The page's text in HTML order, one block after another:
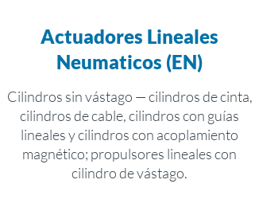
Actuadores Lineales
Neumaticos (EN)
Cilindros sin vástago — cilindros de cinta,
cilindros de cable, cilindros con guías
lineales y cilindros con acoplamiento
magnético; propulsores lineales con
cilindro de vástago.